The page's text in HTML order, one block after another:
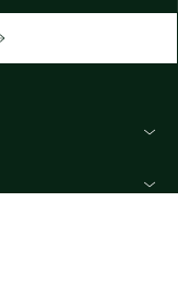
vous pour
au fil de